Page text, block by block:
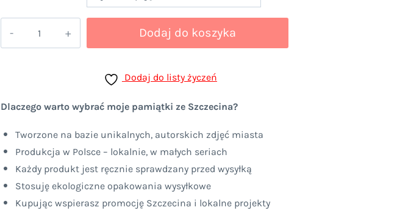
Bluza
Dźwigozaury"
szerokim
kapturem
Dodaj do koszyka
Dodaj do listy życzeń
Dlaczego warto wybrać moje pamiątki ze Szczecina?
Tworzone na bazie unikalnych, autorskich zdjęć miasta
Produkcja w Polsce – lokalnie, w małych seriach
Każdy produkt jest ręcznie sprawdzany przed wysyłką
Stosuję ekologiczne opakowania wysyłkowe
Kupując wspierasz promocję Szczecina i lokalne projekty